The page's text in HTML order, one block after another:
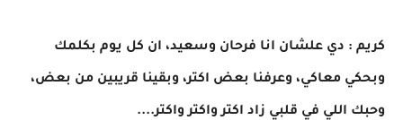
كريم : دي علشان انا فرحان وسعيد، ان كل يوم بكلمك
وبحكي معاكي، وعرفنا بعض اكتر، وبقينا قريبين من بعض،
وحبك اللي في قلبي زاد اكتر واكتر واكتر....